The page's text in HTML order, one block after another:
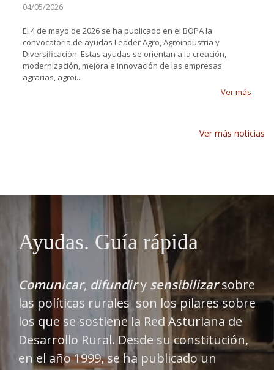
04/05/2026
El 4 de mayo de 2026 se ha publicado en el BOPA la
convocatoria de ayudas Leader Agro, Agroindustria y
Diversificación. Estas ayudas se orientan a la creación,
modernización, mejora e innovación de las empresas
agrarias, agroi...
Ver más
Ver más noticias
Ayudas. Guía rápida
Comunicar, difundiry sensibilizarsobre
las políticas rurales son los pilares sobre
los que se sostiene la Red Asturiana de
Desarrollo Rural. Desde su constitución,
en el año 1999, se ha publicado un